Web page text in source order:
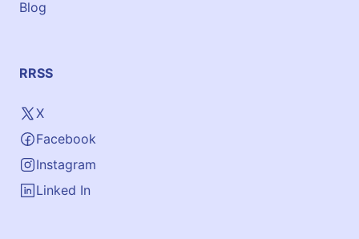
Blog
RRSS
X
Facebook
Instagram
Linked In